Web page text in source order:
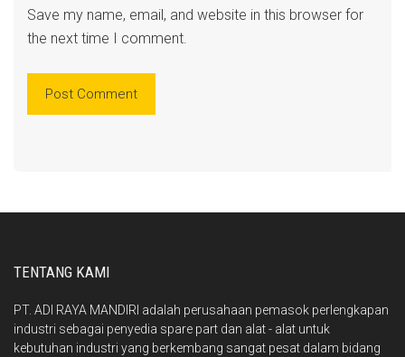
Save my name, email, and website in this browser for
the next time I comment.
TENTANG KAMI
PT. ADI RAYA MANDIRI adalah perusahaan pemasok perlengkapan
industri sebagai penyedia spare part dan alat - alat untuk
kebutuhan industri yang berkembang sangat pesat dalam bidang